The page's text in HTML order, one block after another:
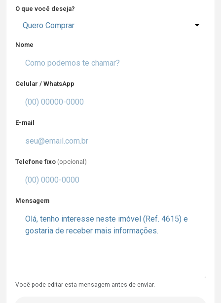
O que você deseja?
Quero Comprar
Nome
Celular / WhatsApp
E-mail
Telefone fixo (opcional)
Mensagem
Você pode editar esta mensagem antes de enviar.